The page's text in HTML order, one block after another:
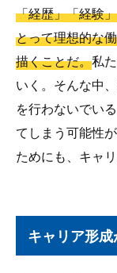
「経歴」「経験
とって理想的な
描くことだ。私
いく。そんな中
を行わないでい
てしまう可能性
ためにも、キャ
キャリア形